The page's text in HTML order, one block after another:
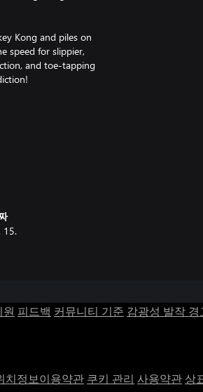
Kong and piles on
speed for slippier,
and toe-tapping
15.
원 피드백 커뮤니티 기준 감광성 발작 경
치정보이용약관 쿠키 관리 사용약관 상